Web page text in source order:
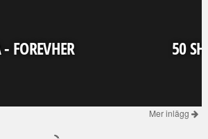
FOREVHER 50
Mer inlägg